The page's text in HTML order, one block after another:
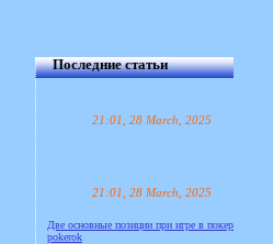
Последние статьи
21:01, 28 March, 2025
21:01, 28 March, 2025
Две основные позиции при игре в покер
pokerok